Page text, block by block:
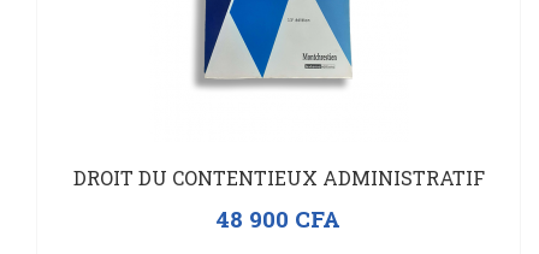
DROIT DU CONTENTIEUX ADMINISTRATIF
48 900 CFA